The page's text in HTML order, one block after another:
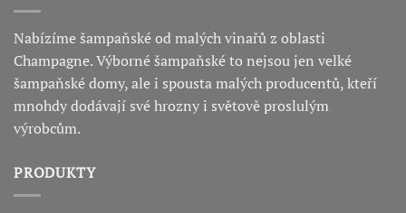
Nabízíme šampaňské od malých vinařů z oblasti
Champagne. Výborné šampaňské to nejsou jen velké
šampaňské domy, ale i spousta malých producentů, kteří
mnohdy dodávají své hrozny i světově proslulým
výrobcům.
PRODUKTY